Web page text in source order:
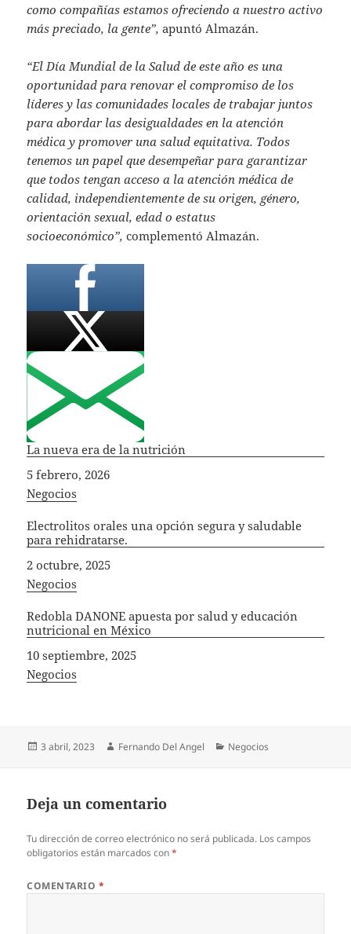
como compañías estamos ofreciendo a nuestro activo
más preciado, la gente”, apuntó Almazán.
“El Día Mundial de la Salud de este año es una
oportunidad para renovar el compromiso de los
líderes y las comunidades locales de trabajar juntos
para abordar las desigualdades en la atención
médica y promover una salud equitativa. Todos
tenemos un papel que desempeñar para garantizar
que todos tengan acceso a la atención médica de
calidad, independientemente de su origen, género,
orientación sexual, edad o estatus
socioeconómico”, complementó Almazán.
La nueva era de la nutrición
Fecha
5 febrero, 2026
In relation to
Negocios
Electrolitos orales una opción segura y saludable
para rehidratarse.
Fecha
2 octubre, 2025
In relation to
Negocios
Redobla DANONE apuesta por salud y educación
nutricional en México
Fecha
10 septiembre, 2025
In relation to
Negocios
Publicado
3 abril, 2023 Autor
Fernando Del Angel Categorías
Negocios
Deja un comentario
Tu dirección de correo electrónico no será publicada. Los campos
obligatorios están marcados con*
COMENTARIO *